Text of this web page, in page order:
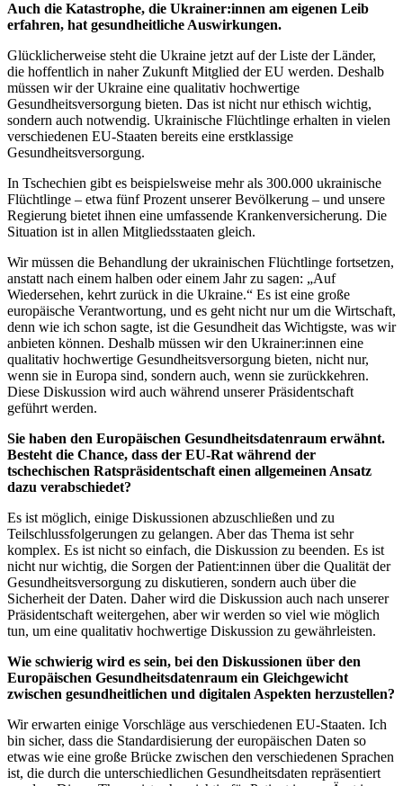
Auch die Katastrophe, die Ukrainer:innen am eigenen Leib
erfahren, hat gesundheitliche Auswirkungen.
Glücklicherweise steht die Ukraine jetzt auf der Liste der Länder,
die hoffentlich in naher Zukunft Mitglied der EU werden. Deshalb
müssen wir der Ukraine eine qualitativ hochwertige
Gesundheitsversorgung bieten. Das ist nicht nur ethisch wichtig,
sondern auch notwendig. Ukrainische Flüchtlinge erhalten in vielen
verschiedenen EU-Staaten bereits eine erstklassige
Gesundheitsversorgung.
In Tschechien gibt es beispielsweise mehr als 300.000 ukrainische
Flüchtlinge – etwa fünf Prozent unserer Bevölkerung – und unsere
Regierung bietet ihnen eine umfassende Krankenversicherung. Die
Situation ist in allen Mitgliedsstaaten gleich.
Wir müssen die Behandlung der ukrainischen Flüchtlinge fortsetzen,
anstatt nach einem halben oder einem Jahr zu sagen: „Auf
Wiedersehen, kehrt zurück in die Ukraine.“ Es ist eine große
europäische Verantwortung, und es geht nicht nur um die Wirtschaft,
denn wie ich schon sagte, ist die Gesundheit das Wichtigste, was wir
anbieten können. Deshalb müssen wir den Ukrainer:innen eine
qualitativ hochwertige Gesundheitsversorgung bieten, nicht nur,
wenn sie in Europa sind, sondern auch, wenn sie zurückkehren.
Diese Diskussion wird auch während unserer Präsidentschaft
geführt werden.
Sie haben den Europäischen Gesundheitsdatenraum erwähnt.
Besteht die Chance, dass der EU-Rat während der
tschechischen Ratspräsidentschaft einen allgemeinen Ansatz
dazu verabschiedet?
Es ist möglich, einige Diskussionen abzuschließen und zu
Teilschlussfolgerungen zu gelangen. Aber das Thema ist sehr
komplex. Es ist nicht so einfach, die Diskussion zu beenden. Es ist
nicht nur wichtig, die Sorgen der Patient:innen über die Qualität der
Gesundheitsversorgung zu diskutieren, sondern auch über die
Sicherheit der Daten. Daher wird die Diskussion auch nach unserer
Präsidentschaft weitergehen, aber wir werden so viel wie möglich
tun, um eine qualitativ hochwertige Diskussion zu gewährleisten.
Wie schwierig wird es sein, bei den Diskussionen über den
Europäischen Gesundheitsdatenraum ein Gleichgewicht
zwischen gesundheitlichen und digitalen Aspekten herzustellen?
Wir erwarten einige Vorschläge aus verschiedenen EU-Staaten. Ich
bin sicher, dass die Standardisierung der europäischen Daten so
etwas wie eine große Brücke zwischen den verschiedenen Sprachen
ist, die durch die unterschiedlichen Gesundheitsdaten repräsentiert